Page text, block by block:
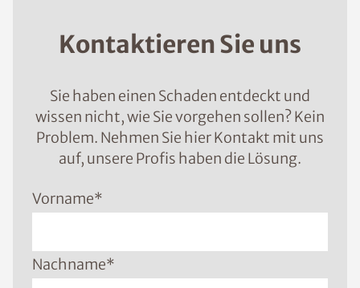
Kontaktieren Sie uns
Sie haben einen Schaden entdeckt und
wissen nicht, wie Sie vorgehen sollen? Kein
Problem. Nehmen Sie hier Kontakt mit uns
auf, unsere Profis haben die Lösung.
Vorname*
Nachname*